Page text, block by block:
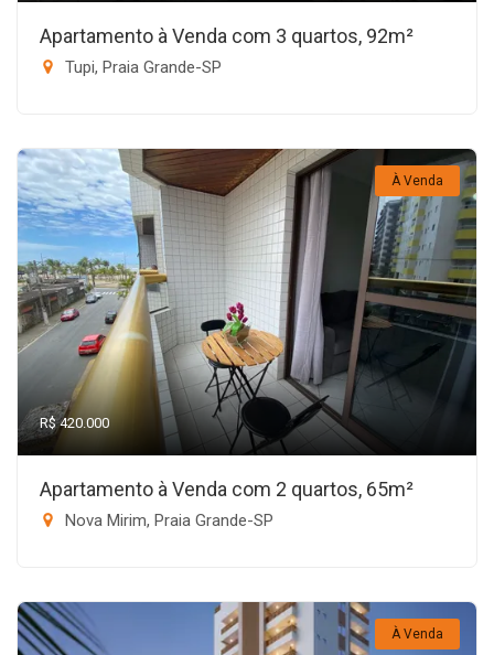
Apartamento à Venda com 3 quartos, 92m²
Tupi, Praia Grande-SP
À Venda
R$ 420.000
Apartamento à Venda com 2 quartos, 65m²
Nova Mirim, Praia Grande-SP
À Venda